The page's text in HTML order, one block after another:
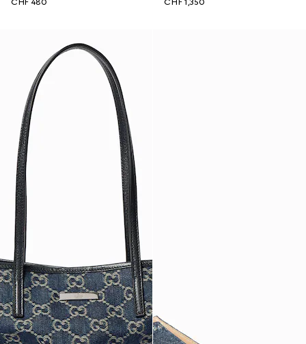
CHF 480 CHF 1,350